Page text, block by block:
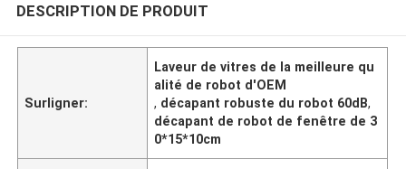
DESCRIPTION DE PRODUIT
Surligner:
Laveur de vitres de la meilleure qu
alité de robot d'OEM
, décapant robuste du robot 60dB,
décapant de robot de fenêtre de 3
0*15*10cm